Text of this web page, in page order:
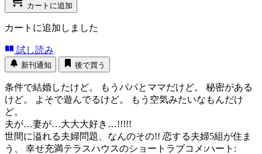
カートに追加
カートに追加しました
試し読み
新刊通知 後で買う
条件で結婚したけど。 もうパパとママだけど。 秘密がある
けど。 よそで遊んでるけど。 もう空気みたいなもんだけ
ど。
夫が…妻が…大大大好き…!!!!!
世間に溢れる夫婦問題、なんのその!! 恋する夫婦5組が住ま
う、 幸せ充満テラスハウスのショートラブコメ:ハート: